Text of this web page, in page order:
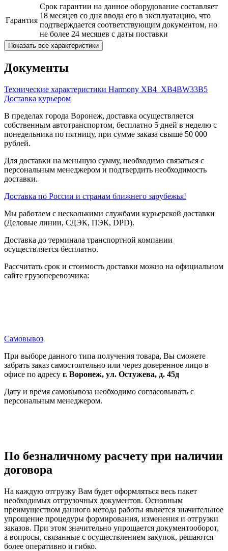
Гарантия
Срок гарантии на данное оборудование составляет
18 месяцев со дня ввода его в эксплуатацию, что
подтверждается соответствующим документом, но
не более 24 месяцев с даты поставки
Показать все характеристики
Документы
Технические характеристики Harmony XB4_XB4BW33B5
Доставка курьером
В пределах города Воронеж, доставка осуществляется
собственным автотранспортом, бесплатно 5 дней в неделю с
понедельника по пятницу, при сумме заказа свыше 50 000
рублей.
Для доставки на меньшую сумму, необходимо связаться с
персональным менеджером и подтвердить необходимость
доставки.
Доставка по России и странам ближнего зарубежья!
Мы работаем с несколькими службами курьерской доставки
(Деловые линии, СДЭК, ПЭК, DPD).
Доставка до терминала транспортной компании
осуществляется бесплатно.
Рассчитать срок и стоимость доставки можно на официальном
сайте грузоперевозчика:
Самовывоз
При выборе данного типа получения товара, Вы сможете
забрать заказ самостоятельно или через доверенное лицо в
офисе по адресу г. Воронеж, ул. Остужева, д. 45д
Дату и время самовывоза необходимо согласовывать с
персональным менеджером.
По безналичному расчету при наличии
договора
На каждую отгрузку Вам будет оформляться весь пакет
необходимых отгрузочных документов. Основным
преимуществом данного метода работы является значительное
упрощение процедуры формирования, изменения и отгрузки
заказов. При этом значительно упрощается документооборот,
а вопросы, связанные с осуществлением закупок, решаются
более оперативно и гибко.